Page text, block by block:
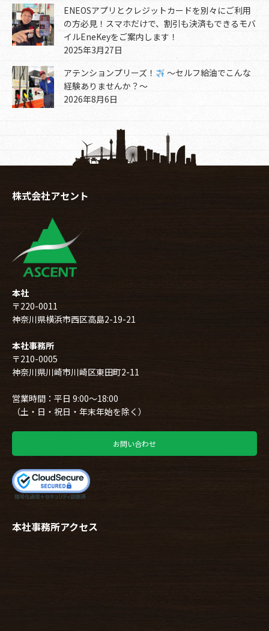
ENEOSアプリとクレジットカードを別々にご利用
の方必見！スマホだけで、割引も決済もできるモバ
イルEneKeyをご案内します！
2025年3月27日
アテンションプリーズ！
～セルフ給油でこんな
経験ありませんか？～
2026年8月6日
株式会社アセント
本社
〒220-0011
神奈川県横浜市西区高島2-19-21
本社事務所
〒210-0005
神奈川県川崎市川崎区東田町2-11
営業時間：平日 9:00～18:00
（土・日・祝日・年末年始を除く）
お問い合わせ
本社事務所アクセス